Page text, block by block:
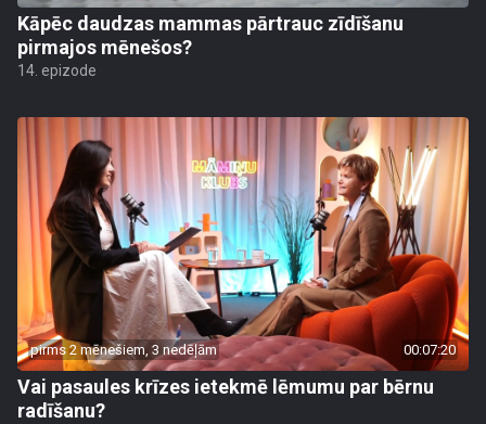
Kāpēc daudzas mammas pārtrauc zīdīšanu
pirmajos mēnešos?
14. epizode
pirms 2 mēnešiem, 3 nedēļām 00:07:20
Vai pasaules krīzes ietekmē lēmumu par bērnu
radīšanu?